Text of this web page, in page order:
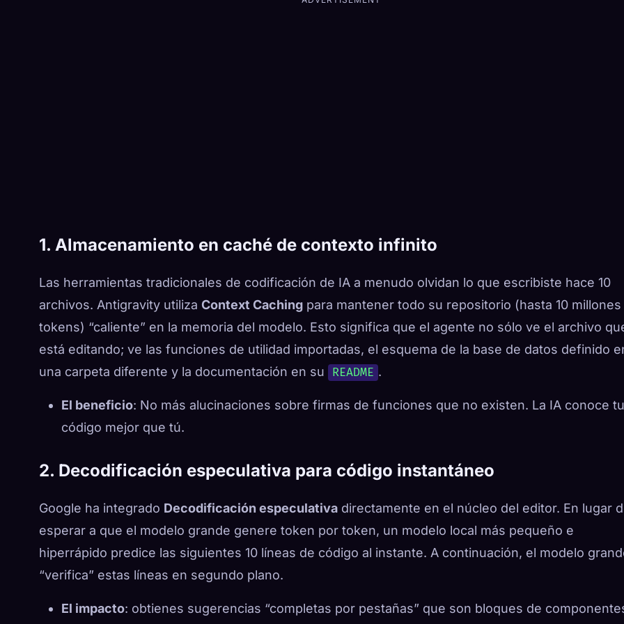
1. Almacenamiento en caché de contexto infinito
Las herramientas tradicionales de codificación de IA a menudo olvidan lo que escribiste hace 10
archivos. Antigravity utiliza Context Caching para mantener todo su repositorio (hasta 10
tokens) “caliente” en la memoria del modelo. Esto significa que el agente no sólo ve el archivo
está editando; ve las funciones de utilidad importadas, el esquema de la base de datos definido
una carpeta diferente y la documentación en su
README .
El beneficio: No más alucinaciones sobre firmas de funciones que no existen. La IA conoce tu
código mejor que tú.
2. Decodificación especulativa para código instantáneo
Google ha integrado Decodificación especulativa directamente en el núcleo del editor. En lugar
esperar a que el modelo grande genere token por token, un modelo local más pequeño e
hiperrápido predice las siguientes 10 líneas de código al instante. A continuación, el modelo
“verifica” estas líneas en segundo plano.
El impacto: obtienes sugerencias “completas por pestañas” que son bloques de